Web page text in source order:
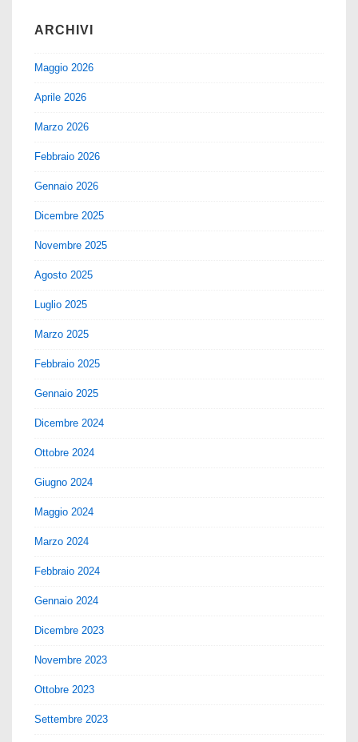
ARCHIVI
Maggio 2026
Aprile 2026
Marzo 2026
Febbraio 2026
Gennaio 2026
Dicembre 2025
Novembre 2025
Agosto 2025
Luglio 2025
Marzo 2025
Febbraio 2025
Gennaio 2025
Dicembre 2024
Ottobre 2024
Giugno 2024
Maggio 2024
Marzo 2024
Febbraio 2024
Gennaio 2024
Dicembre 2023
Novembre 2023
Ottobre 2023
Settembre 2023